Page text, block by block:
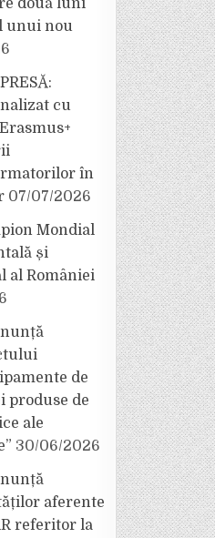
două luni
unui nou
cu
în
07/07/2026
Mondial
și
al României
de
produse de
ale
30/06/2026
aferente
referitor la